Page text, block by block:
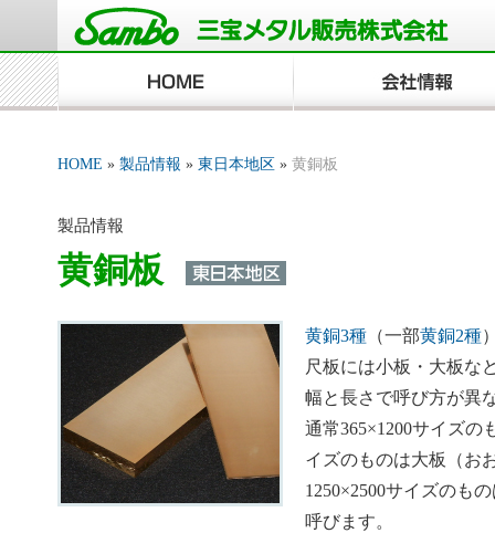
HOME » 製品情報 » 東日本地区 » 黄銅板
製品情報
黄銅板
黄銅3種 （一部黄銅2種
尺板には小板・大板な
幅と長さで呼び方が異
通常365×1200サイズの
イズのものは大板（お
1250×2500サイズのも
呼びます。